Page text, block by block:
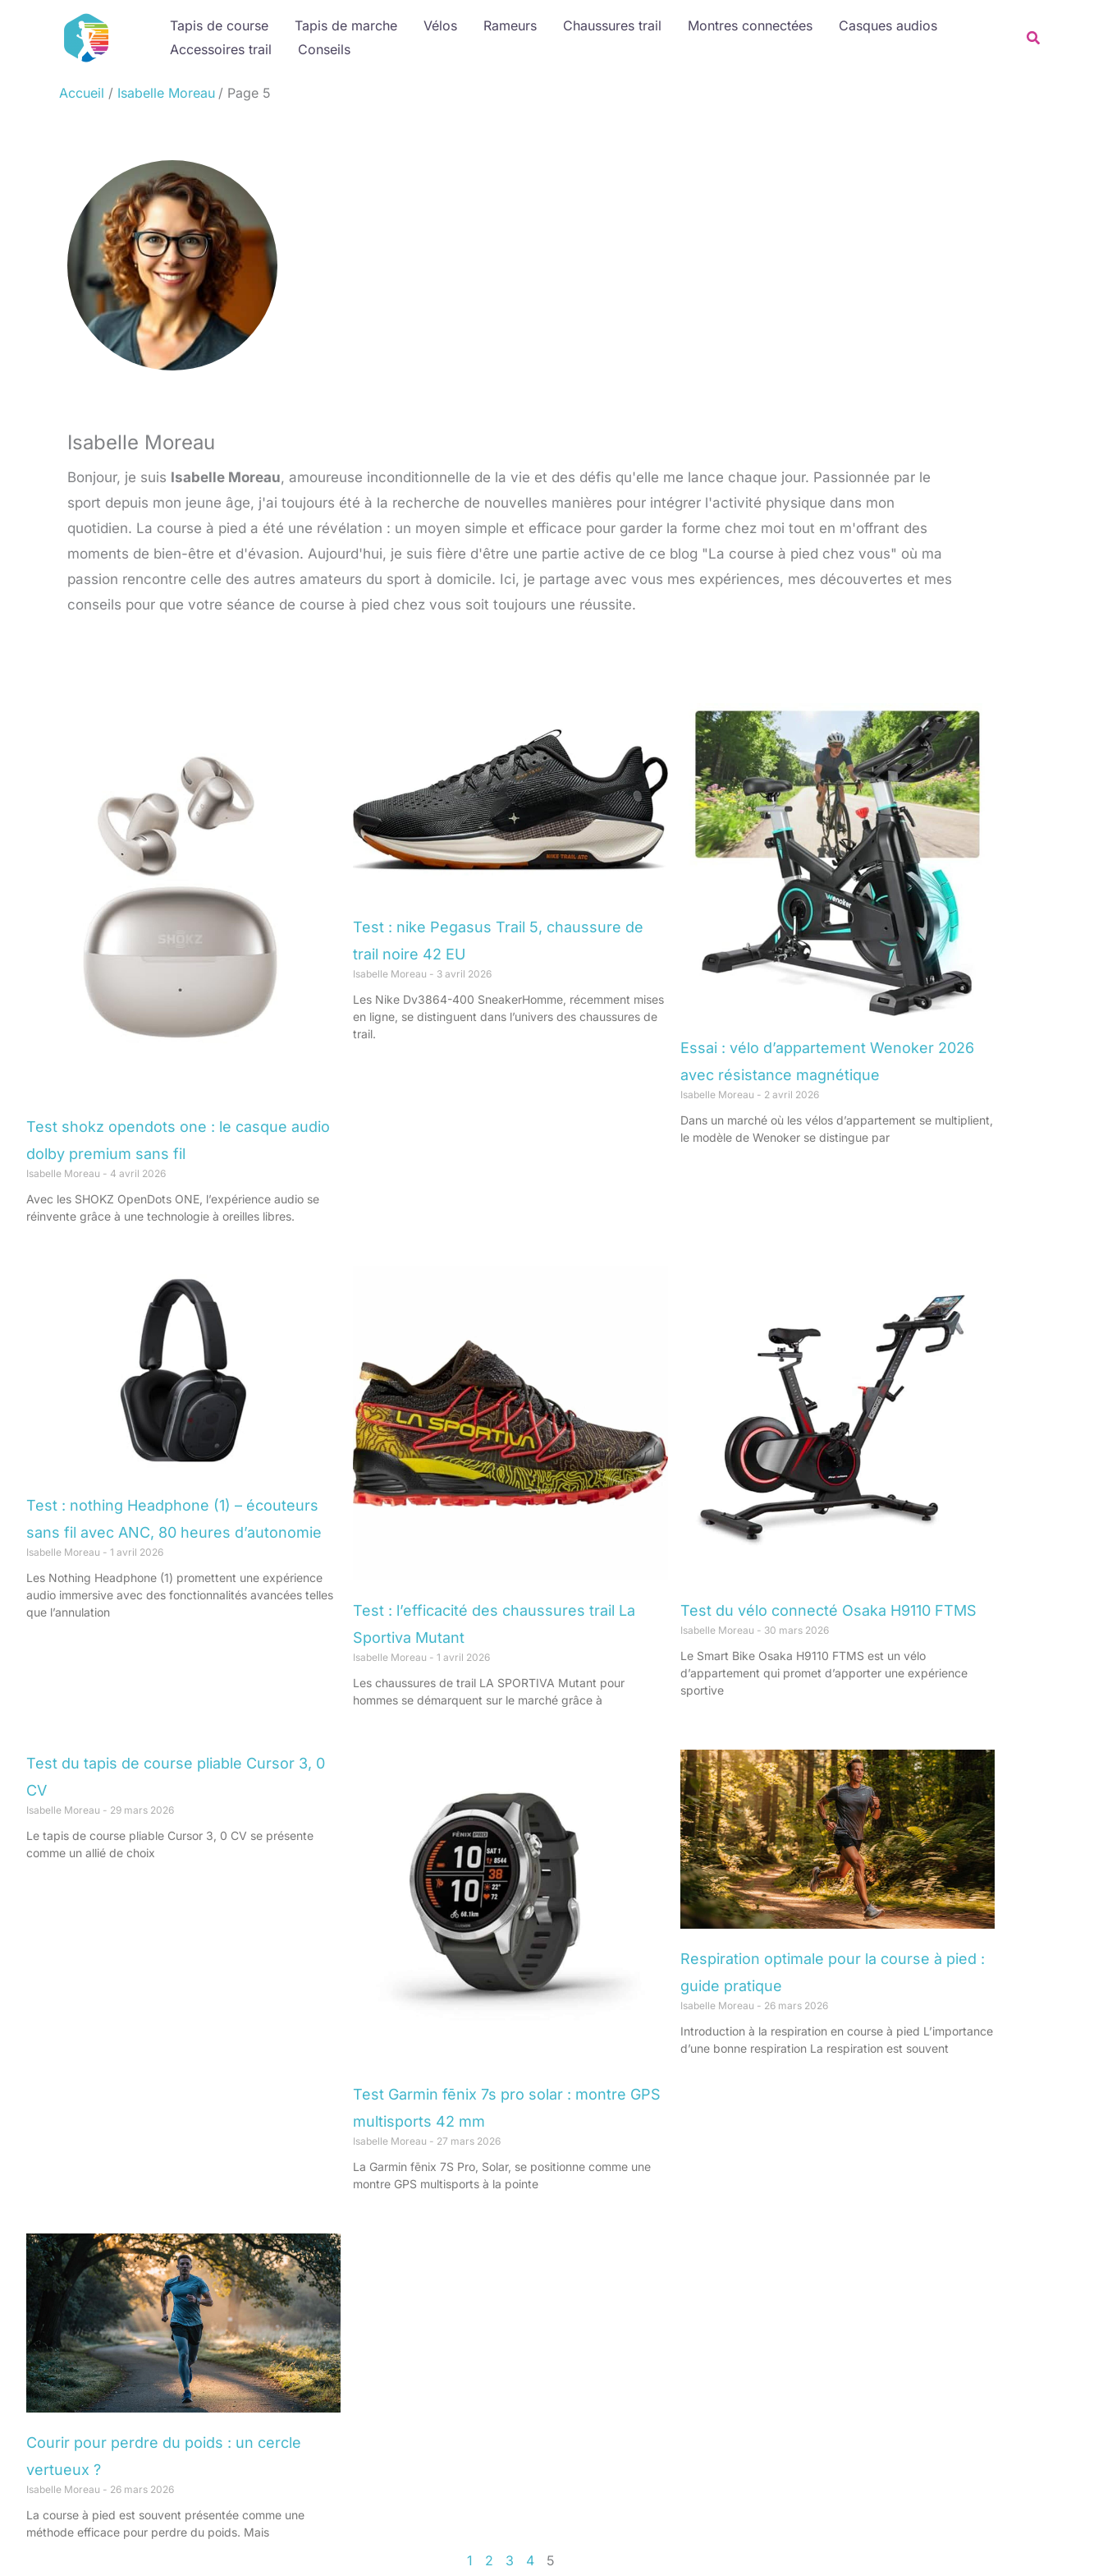
Tapis de course Tapis de marche Vélos Rameurs Chaussures trail Montres connectées
Casques audios
Accessoires trail
Conseils
Accueil Isabelle Moreau Page 5
Isabelle Moreau
Bonjour, je suis Isabelle Moreau, amoureuse inconditionnelle de la vie et des défis qu'elle me lance chaque jour. Passionnée par le
sport depuis mon jeune âge, j'ai toujours été à la recherche de nouvelles manières pour intégrer l'activité physique dans mon
quotidien. La course à pied a été une révélation : un moyen simple et efficace pour garder la forme chez moi tout en m'offrant des
moments de bien-être et d'évasion. Aujourd'hui, je suis fière d'être une partie active de ce blog "La course à pied chez vous" où ma
passion rencontre celle des autres amateurs du sport à domicile. Ici, je partage avec vous mes expériences, mes découvertes et mes
conseils pour que votre séance de course à pied chez vous soit toujours une réussite.
Test shokz opendots one : le casque audio
dolby premium sans fil
Isabelle Moreau 4 avril 2026
Avec les SHOKZ OpenDots ONE, l’expérience audio se
réinvente grâce à une technologie à oreilles libres.
Test : nike Pegasus Trail 5, chaussure de
trail noire 42 EU
Isabelle Moreau 3 avril 2026
Les Nike Dv3864-400 SneakerHomme, récemment mises
en ligne, se distinguent dans l’univers des chaussures de
trail.
Essai : vélo d’appartement Wenoker 2026
avec résistance magnétique
Isabelle Moreau 2 avril 2026
Dans un marché où les vélos d’appartement se multiplient,
le modèle de Wenoker se distingue par
Test : nothing Headphone (1) – écouteurs
sans fil avec ANC, 80 heures d’autonomie
Isabelle Moreau 1 avril 2026
Les Nothing Headphone (1) promettent une expérience
audio immersive avec des fonctionnalités avancées telles
que l’annulation
Test : l’efficacité des chaussures trail La
Sportiva Mutant
Isabelle Moreau 1 avril 2026
Les chaussures de trail LA SPORTIVA Mutant pour
hommes se démarquent sur le marché grâce à
Test du vélo connecté Osaka H9110 FTMS
Isabelle Moreau 30 mars 2026
Le Smart Bike Osaka H9110 FTMS est un vélo
d’appartement qui promet d’apporter une expérience
sportive
Test du tapis de course pliable Cursor 3, 0
CV
Isabelle Moreau 29 mars 2026
Le tapis de course pliable Cursor 3, 0 CV se présente
comme un allié de choix
Test Garmin fēnix 7s pro solar : montre GPS
multisports 42 mm
Isabelle Moreau 27 mars 2026
La Garmin fēnix 7S Pro, Solar, se positionne comme une
montre GPS multisports à la pointe
Respiration optimale pour la course à pied :
guide pratique
Isabelle Moreau 26 mars 2026
Introduction à la respiration en course à pied L’importance
d’une bonne respiration La respiration est souvent
Courir pour perdre du poids : un cercle
vertueux ?
Isabelle Moreau 26 mars 2026
La course à pied est souvent présentée comme une
méthode efficace pour perdre du poids. Mais
1 2 3 4 5